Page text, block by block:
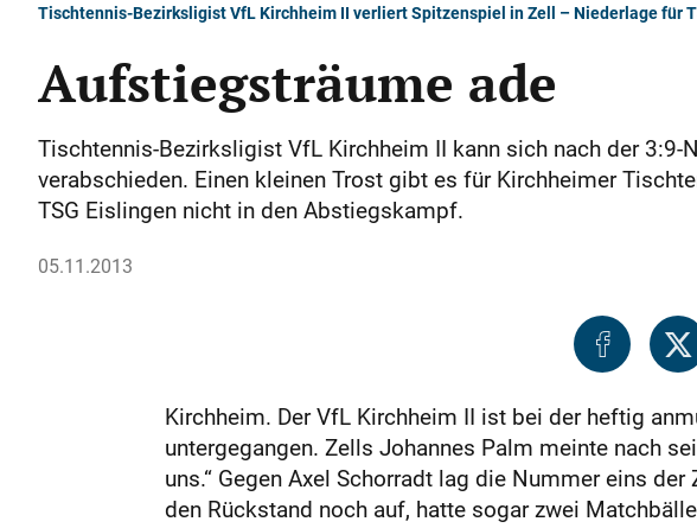
Tischtennis-Bezirksligist VfL Kirchheim II verliert Spitzenspiel in Zell – Niederlage für
Aufstiegsträume ade
Tischtennis-Bezirksligist VfL Kirchheim II kann sich nach der
verabschieden. Einen kleinen Trost gibt es für Kirchheimer
TSG Eislingen nicht in den Abstiegskampf.
05.11.2013
Kirchheim. Der VfL Kirchheim II ist bei der heftig
untergegangen. Zells Johannes Palm meinte nach
uns.“ Gegen Axel Schorradt lag die Nummer eins
den Rückstand noch auf, hatte sogar zwei